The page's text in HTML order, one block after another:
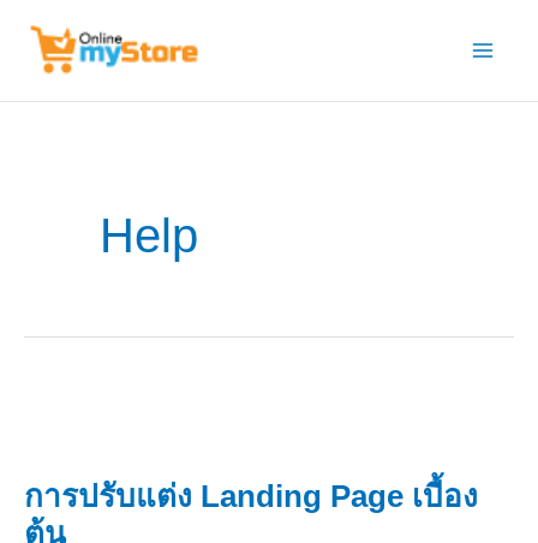
Skip
content
Help
การปรับแต่ง Landing Page เบื้อง
ต้น